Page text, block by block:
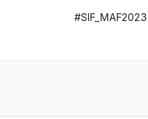
#SIF_MAF2023